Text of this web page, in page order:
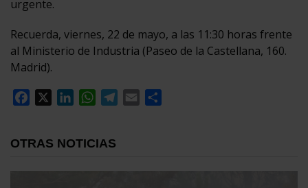
urgente.
Recuerda, viernes, 22 de mayo, a las 11:30 horas frente
al Ministerio de Industria (Paseo de la Castellana, 160.
Madrid).
Facebook
LinkedInWhatsApp
Telegram
Email
OTRAS NOTICIAS